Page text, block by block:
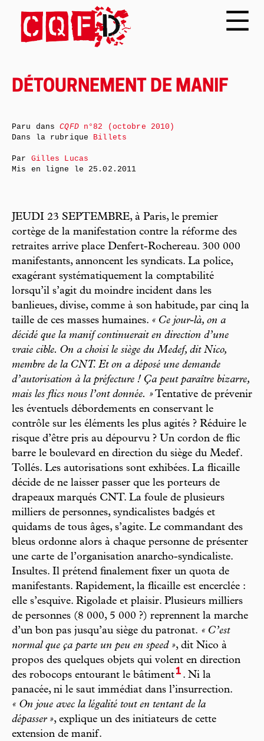
DÉTOURNEMENT DE MANIF
JEUDI 23 SEPTEMBRE, à Paris, le premier
cortège de la manifestation contre la réforme des
retraites arrive place Denfert-Rochereau. 300 000
manifestants, annoncent les syndicats. La police,
exagérant systématiquement la comptabilité
lorsqu’il s’agit du moindre incident dans les
banlieues, divise, comme à son habitude, par cinq la
taille de ces masses humaines. « Ce jour-là, on a
décidé que la manif continuerait en direction d’une
vraie cible. On a choisi le siège du Medef, dit Nico,
membre de la CNT. Et on a déposé une demande
d’autorisation à la préfecture ! Ça peut paraître bizarre,
mais les flics nous l’ont donnée. » Tentative de prévenir
les éventuels débordements en conservant le
contrôle sur les éléments les plus agités ? Réduire le
risque d’être pris au dépourvu ? Un cordon de flic
barre le boulevard en direction du siège du Medef.
Tollés. Les autorisations sont exhibées. La flicaille
décide de ne laisser passer que les porteurs de
drapeaux marqués CNT. La foule de plusieurs
milliers de personnes, syndicalistes badgés et
quidams de tous âges, s’agite. Le commandant des
bleus ordonne alors à chaque personne de présenter
une carte de l’organisation anarcho-syndicaliste.
Insultes. Il prétend finalement fixer un quota de
manifestants. Rapidement, la flicaille est encerclée :
elle s’esquive. Rigolade et plaisir. Plusieurs milliers
de personnes (8 000, 5 000 ?) reprennent la marche
d’un bon pas jusqu’au siège du patronat. « C’est
normal que ça parte un peu en speed », dit Nico à
propos des quelques objets qui volent en direction
des robocops entourant le bâtiment1 . Ni la
panacée, ni le saut immédiat dans l’insurrection.
« On joue avec la légalité tout en tentant de la
dépasser », explique un des initiateurs de cette
extension de manif.
Paru dansCQFDn°82 (octobre 2010)
Dans la rubrique Billets
Par Gilles Lucas
Mis en ligne le 25.02.2011